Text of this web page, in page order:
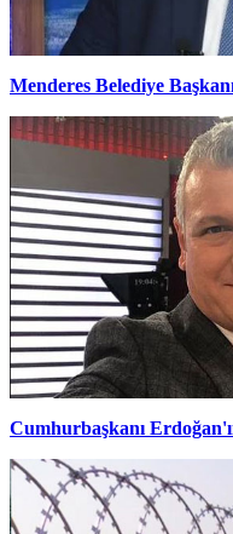
Menderes Belediye
Cumhurbaşkanı